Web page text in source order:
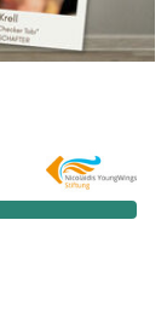
fehlen noch